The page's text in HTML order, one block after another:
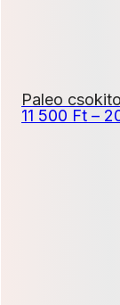
Paleo
11 500 Ft –